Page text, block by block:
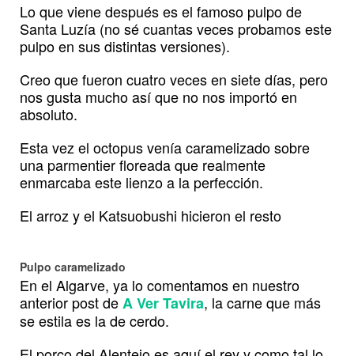
Lo que viene después es el famoso pulpo de
Santa Luzía (no sé cuantas veces probamos este
pulpo en sus distintas versiones).
Creo que fueron cuatro veces en siete días, pero
nos gusta mucho así que no nos importó en
absoluto.
Esta vez el octopus venía caramelizado sobre
una parmentier floreada que realmente
enmarcaba este lienzo a la perfección.
El arroz y el Katsuobushi hicieron el resto
Pulpo caramelizado
En el Algarve, ya lo comentamos en nuestro
anterior post deA Ver Tavira, la carne que más
se estila es la de cerdo.